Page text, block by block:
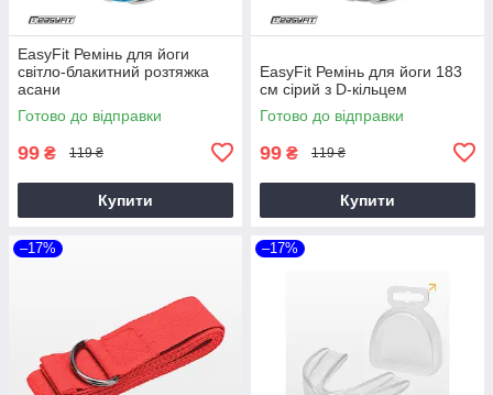
EasyFit Ремінь для йоги
світло-блакитний розтяжка
асани
Готово до відправки
99 ₴ 119 ₴
Купити
EasyFit Ремінь для йоги 183
см сірий з D-кільцем
Готово до відправки
99 ₴ 119 ₴
Купити
–17% –17%